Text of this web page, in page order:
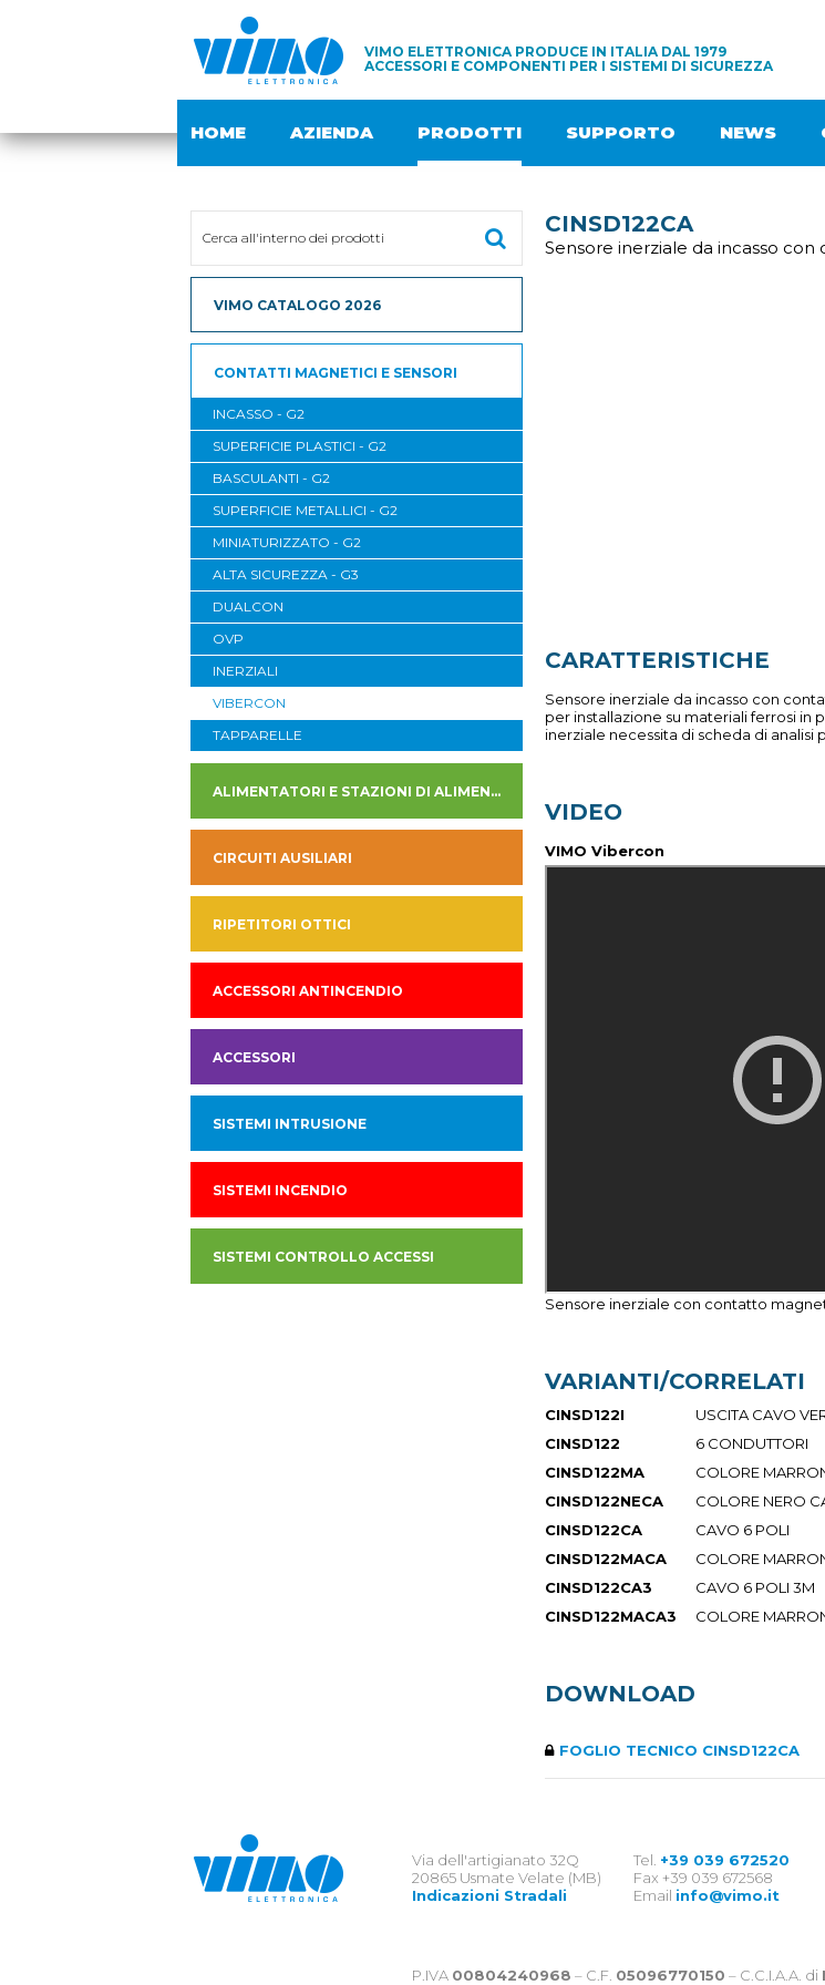
VIMO ELETTRONICA PRODUCE IN ITALIA DAL 1979
ACCESSORI E COMPONENTI PER I SISTEMI DI SICUREZZA
HOME AZIENDA PRODOTTI SUPPORTO NEWS
VIMO CATALOGO 2026
CONTATTI MAGNETICI E SENSORI
INCASSO - G2
SUPERFICIE PLASTICI - G2
BASCULANTI - G2
SUPERFICIE METALLICI - G2
MINIATURIZZATO - G2
ALTA SICUREZZA - G3
DUALCON
OVP
INERZIALI
VIBERCON
TAPPARELLE
ALIMENTATORI E STAZIONI DI ALIMENTAZIONE
CIRCUITI AUSILIARI
RIPETITORI OTTICI
ACCESSORI ANTINCENDIO
ACCESSORI
SISTEMI INTRUSIONE
SISTEMI INCENDIO
SISTEMI CONTROLLO ACCESSI
CINSD122CA
Sensore inerziale da incasso
CARATTERISTICHE
Sensore inerziale da incasso con
per installazione su materiali ferrosi in
inerziale necessita di scheda di analisi
VIDEO
VIMO Vibercon
Sensore inerziale con contatto
VARIANTI/CORRELATI
CINSD122I
USCITA CAVO
CINSD122
6 CONDUTTORI
CINSD122MA
COLORE
CINSD122NECA
COLORE NERO
CINSD122CA
CAVO 6 POLI
CINSD122MACA
COLORE
CINSD122CA3
CAVO 6 POLI 3M
CINSD122MACA3
COLORE
DOWNLOAD
FOGLIO TECNICO CINSD122CA
Via dell'artigianato 32Q
20865 Usmate Velate (MB)
Indicazioni Stradali
Tel. +39 039 672520
Fax +39 039 672568
Email info@vimo.it
P.IVA 00804240968 – C.F. 05096770150 – C.C.I.A.A. di